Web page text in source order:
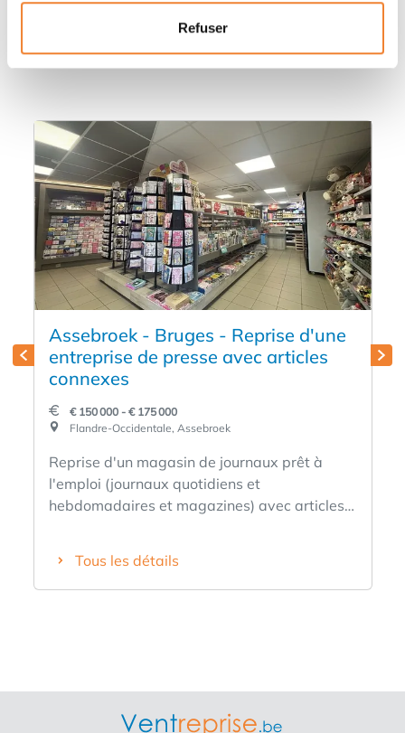
Refuser
Autres annonces qui pourraient vous
intéresser
Assebroek - Bruges - Reprise d'une
entreprise de presse avec articles
connexes
€ 150 000 - € 175 000
Flandre-Occidentale, Assebroek
Reprise d'un magasin de journaux prêt à
l'emploi (journaux quotidiens et
hebdomadaires et magazines) avec articles
emplacement commercial dans une rue de
liaison importante à Assebroek, une banlieue
privé, des toilettes et une cour
Tous les détails